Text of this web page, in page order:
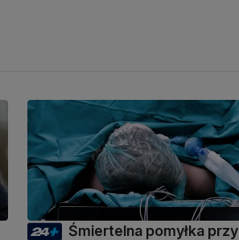
Śmiertelna pomyłka przy